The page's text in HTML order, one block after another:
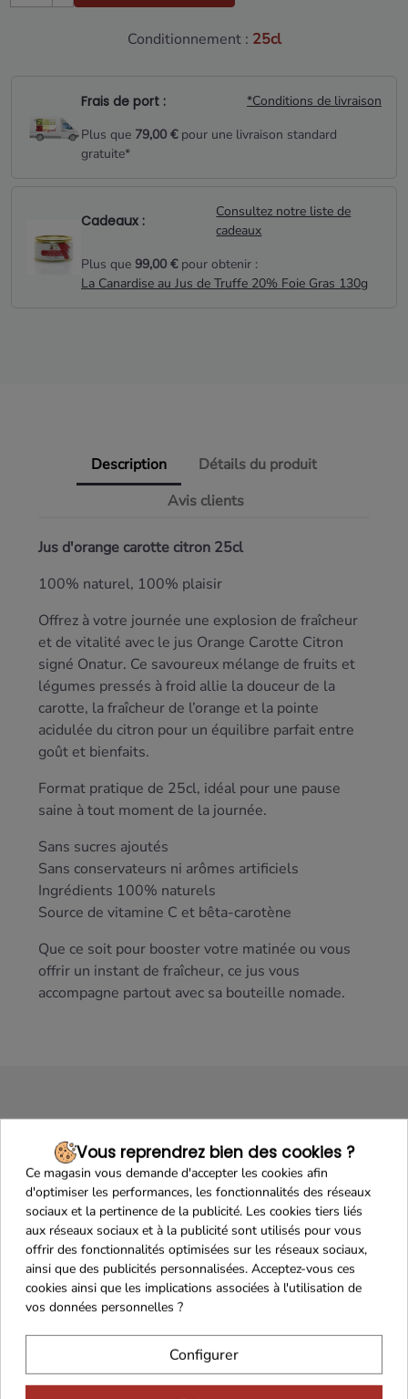
Conditionnement : 25cl
Frais de port :
*Conditions de livraison
Plus que 79,00 €pour une livraison standard
gratuite*
Cadeaux :
Consultez notre liste de
cadeaux
Plus que 99,00 €pour obtenir :
La Canardise au Jus de Truffe 20% Foie Gras 130g
Description
Détails du produit
Avis clients
Jus d'orange carotte citron 25cl
100% naturel, 100% plaisir
Offrez à votre journée une explosion de fraîcheur
et de vitalité avec le jus Orange Carotte Citron
signé Onatur. Ce savoureux mélange de fruits et
légumes pressés à froid allie la douceur de la
carotte, la fraîcheur de l’orange et la pointe
acidulée du citron pour un équilibre parfait entre
goût et bienfaits.
Format pratique de 25cl, idéal pour une pause
saine à tout moment de la journée.
Sans sucres ajoutés
Sans conservateurs ni arômes artificiels
Ingrédients 100% naturels
Source de vitamine C et bêta-carotène
Que ce soit pour booster votre matinée ou vous
offrir un instant de fraîcheur, ce jus vous
accompagne partout avec sa bouteille nomade.
Maison Familiale Paiement Sécurisé
Franco de port 79€
Vous reprendrez bien des cookies ?
Ce magasin vous demande d'accepter les cookies afin
d'optimiser les performances, les fonctionnalités des réseaux
sociaux et la pertinence de la publicité. Les cookies tiers liés
aux réseaux sociaux et à la publicité sont utilisés pour vous
offrir des fonctionnalités optimisées sur les réseaux sociaux,
ainsi que des publicités personnalisées. Acceptez-vous ces
cookies ainsi que les implications associées à l'utilisation de
vos données personnelles ?
Configurer